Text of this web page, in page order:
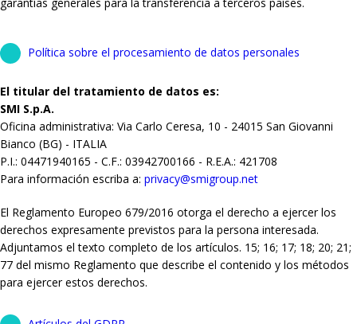
Política sobre el procesamiento de datos personales
El titular del tratamiento de datos es:
SMI S.p.A.
Oficina administrativa: Via Carlo Ceresa, 10 - 24015 San Giovanni
Bianco (BG) - ITALIA
P.I.: 04471940165 - C.F.: 03942700166 - R.E.A.: 421708
Para información escriba a: privacy@smigroup.net
El Reglamento Europeo 679/2016 otorga el derecho a ejercer los
derechos expresamente previstos para la persona interesada.
Adjuntamos el texto completo de los artículos. 15; 16; 17; 18; 20; 21;
77 del mismo Reglamento que describe el contenido y los métodos
para ejercer estos derechos.